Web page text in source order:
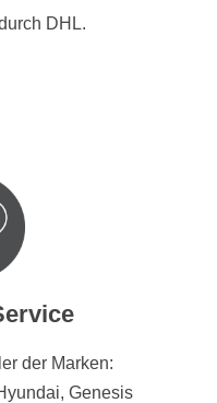
DHL.
der Marken:
Genesis